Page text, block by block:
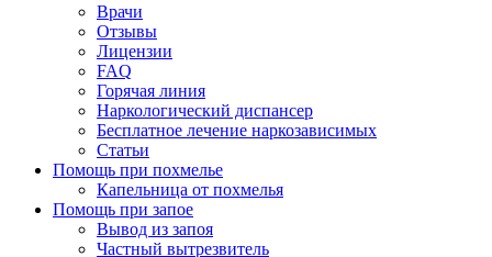
Врачи
Отзывы
Лицензии
FAQ
Горячая линия
Наркологический диспансер
Бесплатное лечение наркозависимых
Статьи
Помощь при похмелье
Капельница от похмелья
Помощь при запое
Вывод из запоя
Частный вытрезвитель